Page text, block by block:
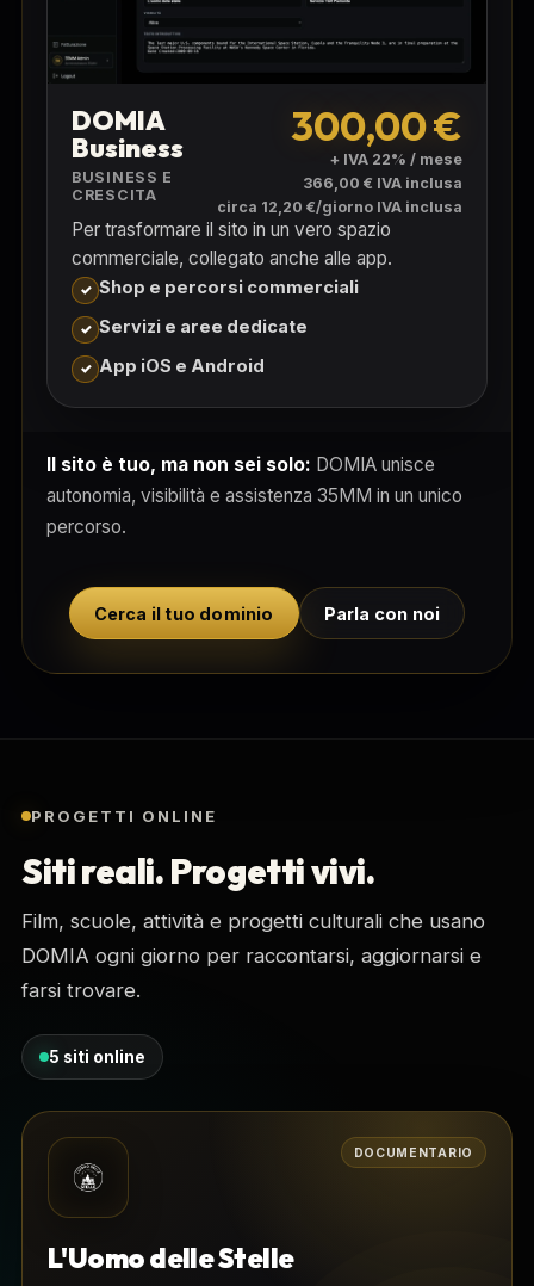
DOMIA
Business
BUSINESS E
CRESCITA
300,00 €
+ IVA 22% / mese
366,00 € IVA inclusa
circa 12,20 €/giorno IVA inclusa
Per trasformare il sito in un vero spazio
commerciale, collegato anche alle app.
Shop e percorsi commerciali
Servizi e aree dedicate
App iOS e Android
Il sito è tuo, ma non sei solo: DOMIA unisce
autonomia, visibilità e assistenza 35MM in un unico
percorso.
Cerca il tuo dominio Parla con noi
PROGETTI ONLINE
Siti reali. Progetti vivi.
Film, scuole, attività e progetti culturali che usano
DOMIA ogni giorno per raccontarsi, aggiornarsi e
farsi trovare.
5 siti online
DOCUMENTARIO
L'Uomo delle Stelle